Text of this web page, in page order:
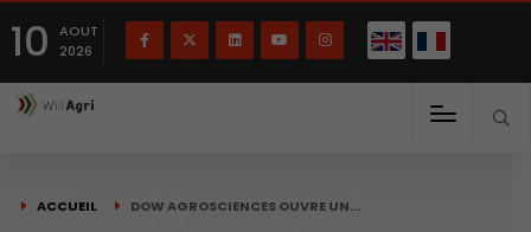
10
AOUT
2026
ACCUEIL DOW AGROSCIENCES OUVRE UN…
Français English(English)